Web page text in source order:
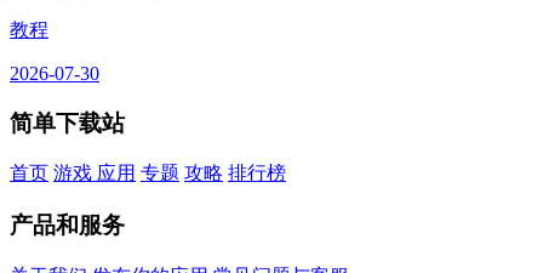
教程
2026-07-30
简单下载站
首页 游戏 应用 专题 攻略 排行榜
产品和服务